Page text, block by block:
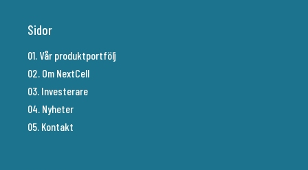
Sidor
01. Vår produktportfölj
02. Om NextCell
03. Investerare
04. Nyheter
05. Kontakt